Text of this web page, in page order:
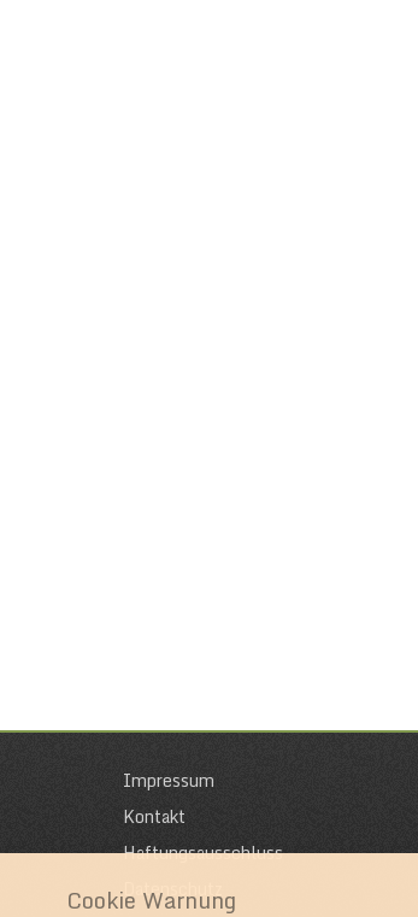
Cookie Warnung
Impressum
Kontakt
Haftungsausschluss
Datenschutz